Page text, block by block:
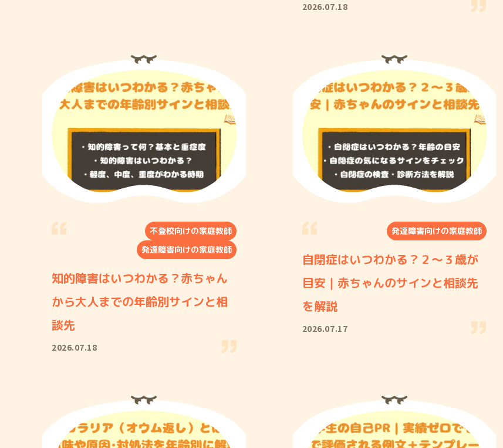
2026.07.18
不登校向けの家庭教師
発達障害向けの家庭教師
知的障害はいつわかる？赤ちゃん
から大人までの年齢別サインと相
談先
2026.07.18
発達障害向けの家庭教師
自閉症はいつわかる？２〜３歳が
目安｜赤ちゃんのサインと相談先
を解説
2026.07.17